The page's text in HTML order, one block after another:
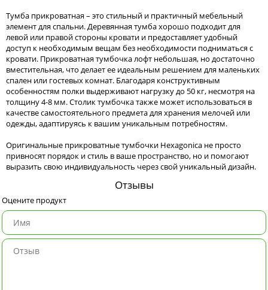
Тумба прикроватная – это стильный и практичный мебельный
элемент для спальни. Деревянная тумба хорошо подходит для
левой или правой стороны кровати и предоставляет удобный
доступ к необходимым вещам без необходимости подниматься с
кровати. Прикроватная тумбочка лофт небольшая, но достаточно
вместительная, что делает ее идеальным решением для маленьких
спален или гостевых комнат. Благодаря конструктивным
особенностям полки выдерживают нагрузку до 50 кг, несмотря на
толщину 4-8 мм. Столик тумбочка также может использоваться в
качестве самостоятельного предмета для хранения мелочей или
одежды, адаптируясь к вашим уникальным потребностям.
Оригинальные прикроватные тумбочки Hexagonica не просто
привносят порядок и стиль в ваше пространство, но и помогают
выразить свою индивидуальность через свой уникальный дизайн.
Отзывы
Оцените продукт